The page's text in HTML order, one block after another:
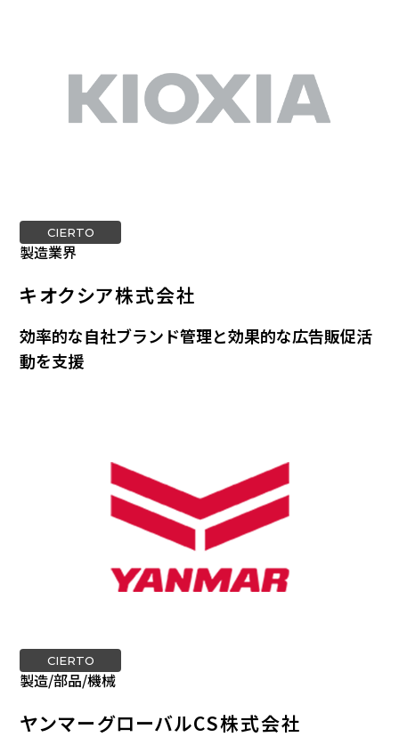
CIERTO
製造業界
キオクシア株式会社
効率的な自社ブランド管理と効果的な広告販促活
動を支援
CIERTO
製造/部品/機械
ヤンマーグローバルCS株式会社